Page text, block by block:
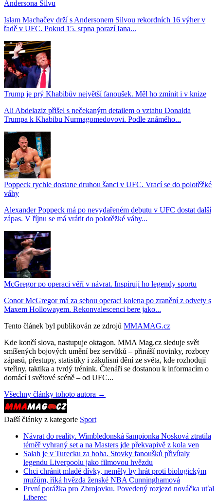
Andersona Silvu
Islam Machačev drží s Andersonem Silvou rekordních 16 výher v
řadě v UFC. Pokud 15. srpna porazí Iana...
Trump je prý Khabibův největší fanoušek. Měl ho zmínit i v knize
Ali Abdelaziz přišel s nečekaným detailem o vztahu Donalda
Trumpa k Khabibu Nurmagomedovovi. Podle známého...
Poppeck rychle dostane druhou šanci v UFC. Vrací se do polotěžké
váhy
Alexander Poppeck má po nevydařeném debutu v UFC dostat další
zápas. V říjnu se má vrátit do polotěžké váhy...
McGregor po operaci věří v návrat. Inspirují ho legendy sportu
Conor McGregor má za sebou operaci kolena po zranění z odvety s
Maxem Hollowayem. Rekonvalescenci bere jako...
Tento článek byl publikován ze zdrojů MMAMAG.cz
Kde končí slova, nastupuje oktagon. MMA Mag.cz sleduje svět
smíšených bojových umění bez servítků – přináší novinky, rozbory
zápasů, přestupy, statistiky i zákulisní dění ze světa, kde rozhodují
vteřiny, taktika a tvrdý trénink. Čtenáři se dostanou k informacím o
domácí i světové scéně – od UFC...
Všechny články tohoto autora →
Další články z kategorie Sport
Návrat do reality. Wimbledonská šampionka Nosková ztratila
téměř vyhraný set a na Masters jde překvapivě z kola ven
Salah je v Turecku za boha. Stovky fanoušků přivítaly
legendu Liverpoolu jako filmovou hvězdu
Chci chránit mladé dívky, neměly by hrát proti biologickým
mužům, říká hvězda ženské NBA Cunninghamová
První porážka pro Zbrojovku. Povedený rozjezd nováčka uťal
Liberec